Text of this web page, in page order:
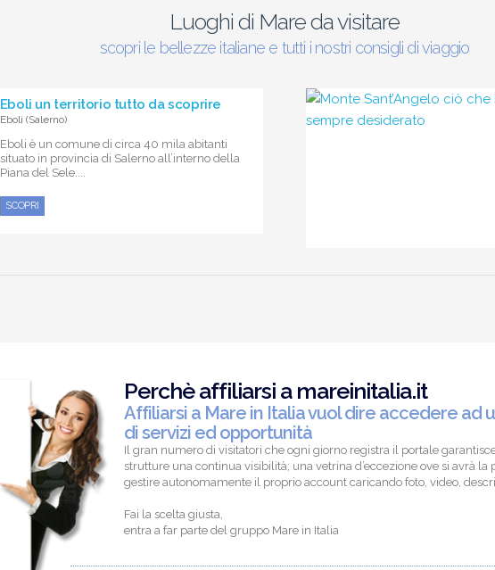
Luoghi di Mare da visitare
scopri le bellezze italiane e tutti i nostri consigli di viaggio
Eboli un territorio tutto da scoprire
Eboli (Salerno)
Eboli è un comune di circa 40 mila abitanti
situato in provincia di Salerno all’interno della
Piana del Sele....
SCOPRI
Perchè affiliarsi a mareinitalia.it
Affiliarsi a Mare in Italia vuol dire accedere ad
di servizi ed opportunità
Il gran numero di visitatori che ogni giorno registra il portale
strutture una continua visibilità; una vetrina d’eccezione ove si avrà la
gestire autonomamente il proprio account caricando foto, video,
Fai la scelta giusta,
entra a far parte del gruppo Mare in Italia